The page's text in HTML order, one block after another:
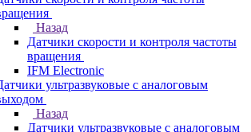
Назад
Датчики скорости и контроля частоты
вращения
IFM Electronic
ультразвуковые с аналоговым
Назад
Датчики ультразвуковые с аналоговым